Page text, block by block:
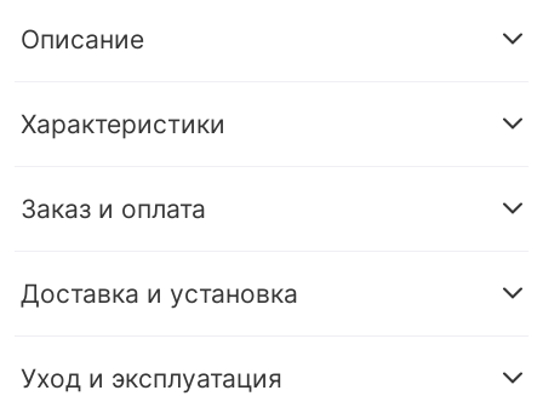
Описание
Характеристики
Заказ и оплата
Доставка и установка
Уход и эксплуатация